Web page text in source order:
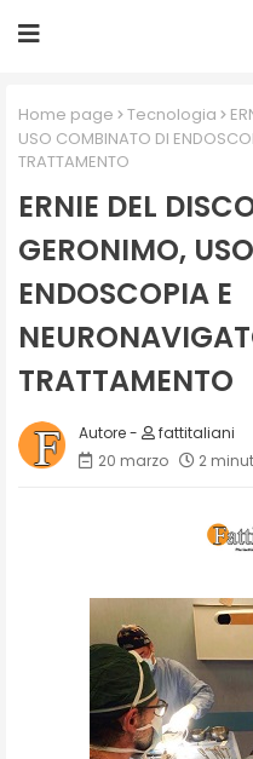
Home page Tecnologia
USO COMBINATO DI
TRATTAMENTO
ERNIE DEL
GERONIMO,
ENDOSCOPIA E
TRATTAMENTO
fattitaliani
20 marzo
2